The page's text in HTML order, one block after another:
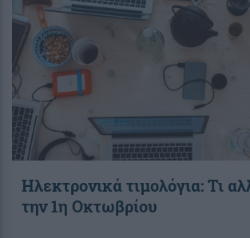
Ηλεκτρονικά τιμολόγια: Τι
την 1η Οκτωβρίου